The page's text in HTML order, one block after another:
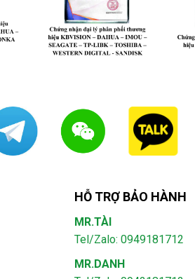
HỖ TRỢ BẢO HÀNH
MR.TÀI
Tel/Zalo: 0949181712
MR.DANH